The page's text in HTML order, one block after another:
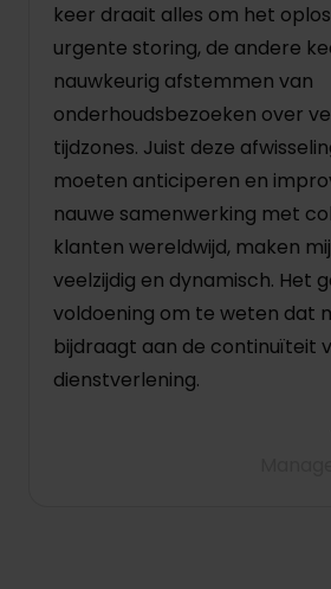
keer draait alles om het
urgente storing, de andere
nauwkeurig afstemmen van
onderhoudsbezoeken over
tijdzones. Juist deze
moeten anticiperen en
nauwe samenwerking met
klanten wereldwijd, maken
veelzijdig en dynamisch. Het
voldoening om te weten dat
bijdraagt aan de continuïteit
dienstverlening.